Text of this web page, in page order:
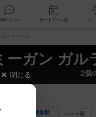
新着レビュー ボードゲー
ードゲーム
ーガン ガル
2個
更新順 レート順
閉じる